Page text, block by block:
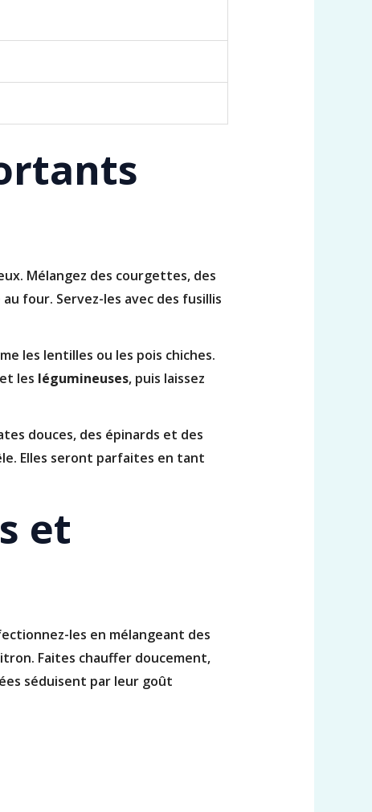
Mélangez des courgettes, des
four. Servez-les avec des fusillis
les lentilles ou les pois chiches.
les légumineuses, puis laissez
douces, des épinards et des
Elles seront parfaites en tant
et
les en mélangeant des
Faites chauffer doucement,
séduisent par leur goût